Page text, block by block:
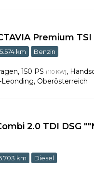
Premium TSI
km Benzin
,150 PS (110 KW),
, Oberösterreich
2.0 TDI DSG
km Diesel